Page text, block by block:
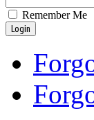
Remember Me
Login